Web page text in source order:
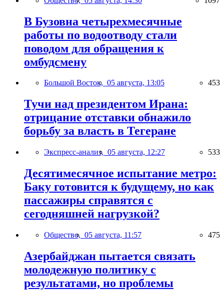
В Бузовна четырехмесячные
работы по водоотводу стали
поводом для обращения к
омбудсмену
Большой Восток, 05 августа, 13:05 453
Тучи над президентом Ирана:
отрицание отставки обнажило
борьбу за власть в Тегеране
Экспресс-анализ, 05 августа, 12:27 533
Десятимесячное испытание метро:
Баку готовится к будущему, но как
пассажиры справятся с
сегодняшней нагрузкой?
Общество, 05 августа, 11:57 475
Азербайджан пытается связать
молодежную политику с
результатами, но проблемы